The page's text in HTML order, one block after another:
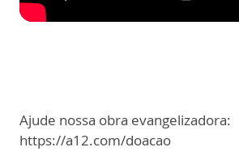
Ajude nossa obra evangelizadora:
https://a12.com/doacao